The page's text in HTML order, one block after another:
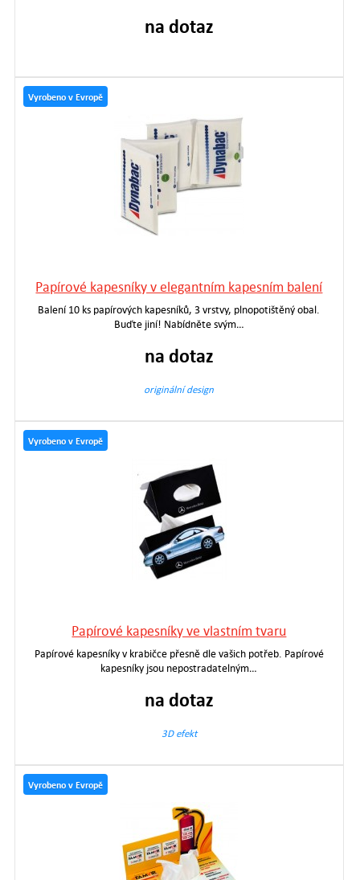
na dotaz
Vyrobeno v Evropě
Papírové kapesníky v elegantním kapesním balení
Balení 10 ks papírových kapesníků, 3 vrstvy, plnopotištěný obal.
Buďte jiní! Nabídněte svým…
na dotaz
originální design
Vyrobeno v Evropě
Papírové kapesníky ve vlastním tvaru
Papírové kapesníky v krabičce přesně dle vašich potřeb. Papírové
kapesníky jsou nepostradatelným…
na dotaz
3D efekt
Vyrobeno v Evropě